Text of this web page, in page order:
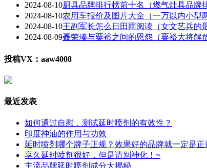
2024-08-10厨具品牌排行榜前十名（燃气灶具品牌
2024-08-10农用车报价及图片大全（一万以内小型
2024-08-10王副军长怎么日田雨阅读（女文艺兵的
2024-08-09聂荣瑧与粟裕之间的恩怨（粟裕大将解
投稿VX：aaw4008
最近发表
如何通过自慰，测试延时喷剂的有效性？
印度神油的作用与功效
延时喷剂哪个牌子正规？效果好的品牌就一定是正
享久延时喷剂很好，但是请别神化！~
主流品牌延时喷剂成分大揭秘